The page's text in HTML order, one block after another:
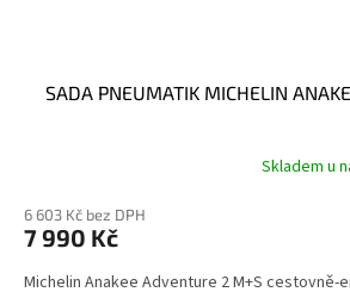
SADA PNEUMATIK MICHELIN
Skladem u
6 603 Kč bez DPH
7 990 Kč
Michelin Anakee Adventure 2 M+S cestovně-